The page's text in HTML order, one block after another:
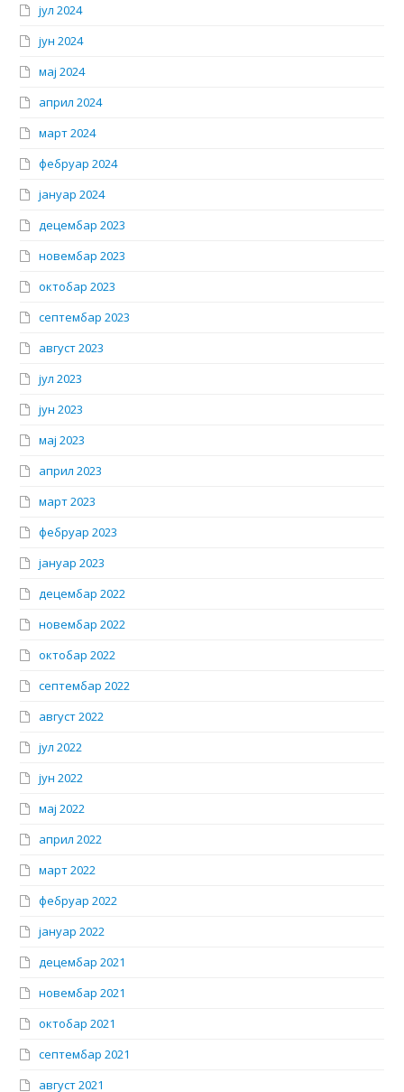
јул 2024
јун 2024
мај 2024
април 2024
март 2024
фебруар 2024
јануар 2024
децембар 2023
новембар 2023
октобар 2023
септембар 2023
август 2023
јул 2023
јун 2023
мај 2023
април 2023
март 2023
фебруар 2023
јануар 2023
децембар 2022
новембар 2022
октобар 2022
септембар 2022
август 2022
јул 2022
јун 2022
мај 2022
април 2022
март 2022
фебруар 2022
јануар 2022
децембар 2021
новембар 2021
октобар 2021
септембар 2021
август 2021